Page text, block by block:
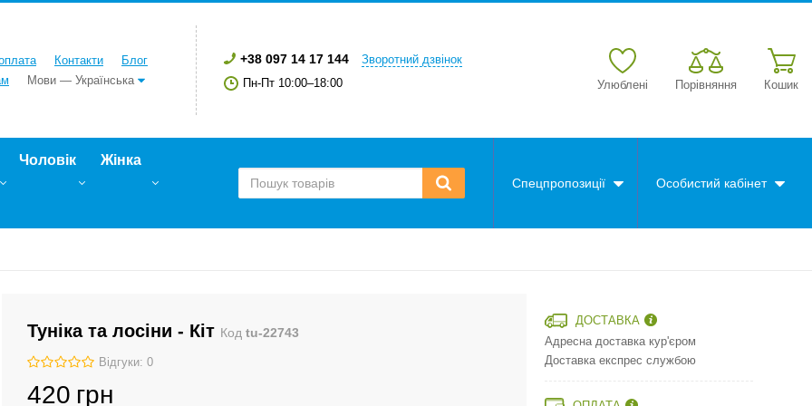
Контакти
Блог
Мови — Українська
+38 097 14 17 144
Зворотний дзвінок
Пн-Пт 10:00–18:00
Улюблені Порівняння Кошик
Чоловік Жінка
Спецпропозиції Особистий кабінет
Туніка та лосіни - Кіт Код tu-22743
Відгуки: 0
420 грн
ДОСТАВКА
Адресна доставка кур'єром
Доставка експрес службою